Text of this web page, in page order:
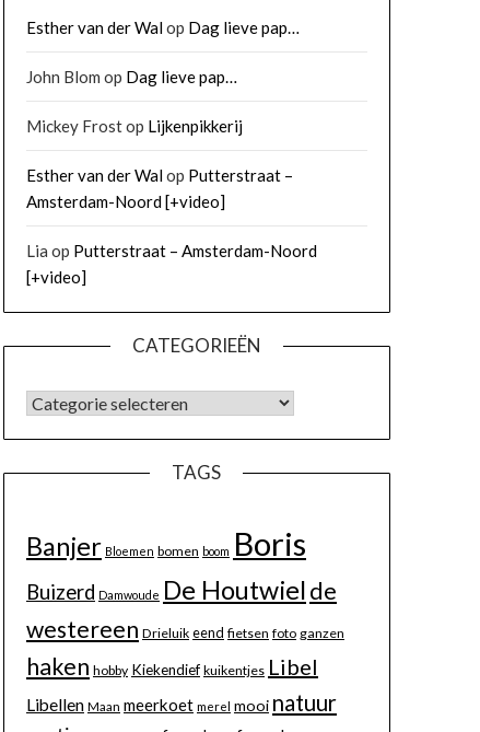
Esther van der Walop Dag lieve pap…
John Blom op Dag lieve pap…
Mickey Frostop Lijkenpikkerij
Esther van der Walop Putterstraat –
Amsterdam-Noord [+video]
Lia op Putterstraat – Amsterdam-Noord
[+video]
CATEGORIEËN
TAGS
Banjer Bloemen bomen boom Boris
Buizerd Damwoude De Houtwielde
westereen Drieluik eend fietsen foto ganzen
haken hobby Kiekendief kuikentjes Libel
Libellen Maan meerkoet merel mooi natuur